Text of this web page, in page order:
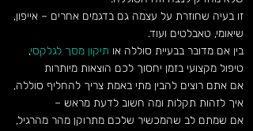
זו בעיה שחוזרת על עצמה גם בדגמים אחרים – אייפון,
שיאומי, טאבלטים ועוד.
בין אם מדובר בבעיית סוללה או תיקון מסך לגלקסי,
טיפול מקצועי בזמן יחסוך לכם הוצאות מיותרות
אם אתם רוצים להבין מתי באמת צריך להחליף סוללה,
איך לזהות תקלות ומה חשוב לדעת מראש –
אם שמתם לב שהמכשיר שלכם מתרוקן מהר מהרגיל,